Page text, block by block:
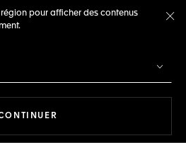
pour afficher des contenus